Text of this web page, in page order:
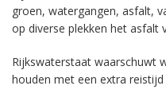
groen, watergangen, asfalt,
op diverse plekken het asfalt
Rijkswaterstaat waarschuwt
houden met een extra